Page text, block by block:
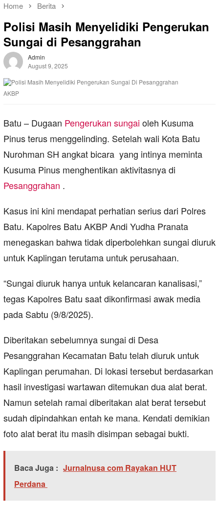
Home Berita
Polisi Masih Menyelidiki Pengerukan
Sungai di Pesanggrahan
Admin
August 9, 2025
AKBP
Batu – Dugaan Pengerukan sungai oleh Kusuma
Pinus terus menggelinding. Setelah wali Kota Batu
Nurohman SH angkat bicara yang intinya meminta
Kusuma Pinus menghentikan aktivitasnya di
Pesanggrahan .
Kasus ini kini mendapat perhatian serius dari Polres
Batu. Kapolres Batu AKBP Andi Yudha Pranata
menegaskan bahwa tidak diperbolehkan sungai diuruk
untuk Kaplingan terutama untuk perusahaan.
“Sungai diuruk hanya untuk kelancaran kanalisasi,”
tegas Kapolres Batu saat dikonfirmasi awak media
pada Sabtu (9/8/2025).
Diberitakan sebelumnya sungai di Desa
Pesanggrahan Kecamatan Batu telah diuruk untuk
Kaplingan perumahan. Di lokasi tersebut berdasarkan
hasil investigasi wartawan ditemukan dua alat berat.
Namun setelah ramai diberitakan alat berat tersebut
sudah dipindahkan entah ke mana. Kendati demikian
foto alat berat itu masih disimpan sebagai bukti.
Baca Juga : Jurnalnusa com Rayakan HUT
Perdana